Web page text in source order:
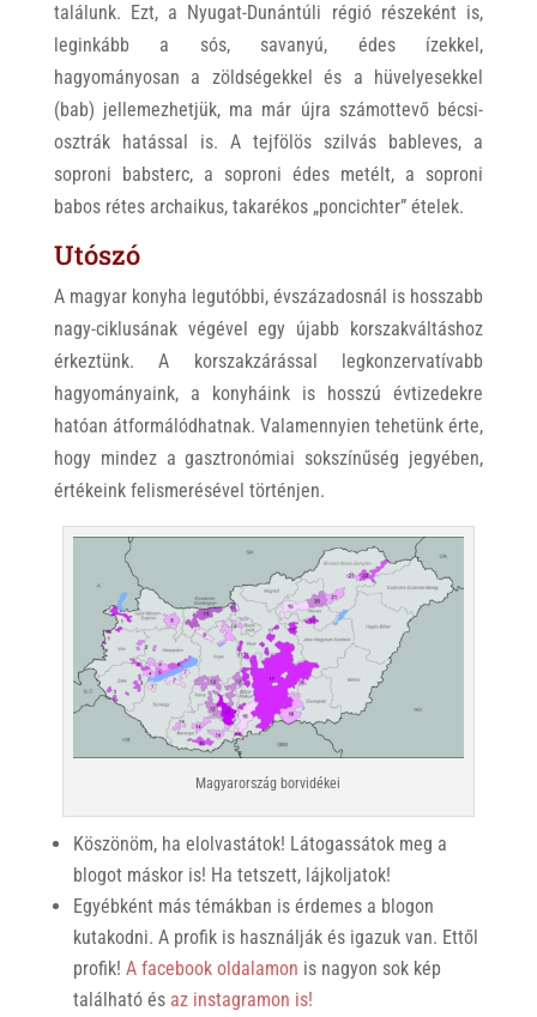
találunk. Ezt, a Nyugat-Dunántúli régió részeként is,
leginkább a sós, savanyú, édes ízekkel,
hagyományosan a zöldségekkel és a hüvelyesekkel
(bab) jellemezhetjük, ma már újra számottevő bécsi-
osztrák hatással is. A tejfölös szilvás bableves, a
soproni babsterc, a soproni édes metélt, a soproni
babos rétes archaikus, takarékos „poncichter” ételek.
Utószó
A magyar konyha legutóbbi, évszázadosnál is hosszabb
nagy-ciklusának végével egy újabb korszakváltáshoz
érkeztünk. A korszakzárással legkonzervatívabb
hagyományaink, a konyháink is hosszú évtizedekre
hatóan átformálódhatnak. Valamennyien tehetünk érte,
hogy mindez a gasztronómiai sokszínűség jegyében,
értékeink felismerésével történjen.
Magyarország borvidékei
Köszönöm, ha elolvastátok! Látogassátok meg a
blogot máskor is! Ha tetszett, lájkoljatok!
Egyébként más témákban is érdemes a blogon
kutakodni. A profik is használják és igazuk van. Ettől
profik! A facebook oldalamon is nagyon sok kép
található ésaz instagramon is!